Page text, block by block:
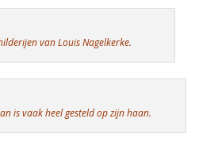
van Louis Nagelkerke.
is vaak heel gesteld op zijn haan.